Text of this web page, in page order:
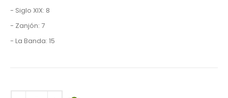
- Siglo XIX: 8
- Zanjón: 7
- La Banda: 15